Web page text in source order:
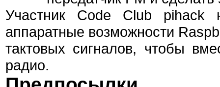
Участник Code Club pihack
аппаратные возможности
тактовых сигналов, чтобы
радио.